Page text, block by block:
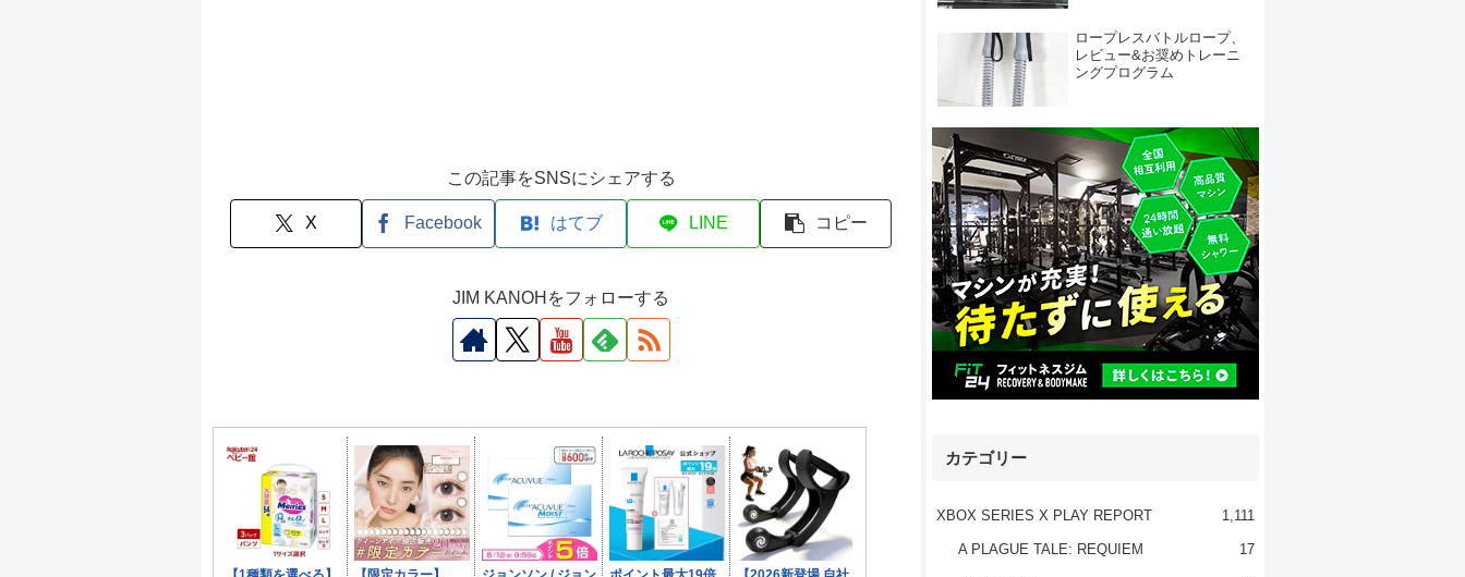
この記事をSNSにシェアする
X Facebook はてブ LINE コピー
JIM KANOHをフォローする
ロープレスバトルロープ、
レビュー&お奨めトレーニ
ングプログラム
カテゴリー
XBOX SERIES X PLAY REPORT 1,111
A PLAGUE TALE: REQUIEM 17